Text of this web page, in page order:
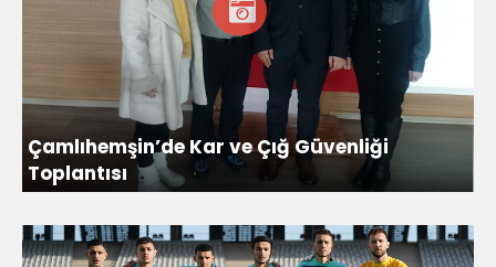
Çamlıhemşin’de Kar ve Çığ Güvenliği
Toplantısı